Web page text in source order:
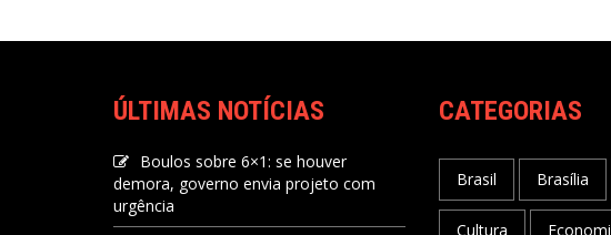
ÚLTIMAS NOTÍCIAS
Boulos sobre 6×1: se houver
demora, governo envia projeto com
urgência
CATEGORIAS
Brasil Brasília
Cultura